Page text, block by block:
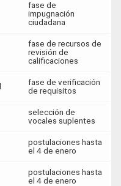
fase de
impugnación
ciudadana
fase de recursos de
revisión de
calificaciones
fase de verificación
de requisitos
selección de
vocales suplentes
postulaciones hasta
el 4 de enero
postulaciones hasta
el 4 de enero